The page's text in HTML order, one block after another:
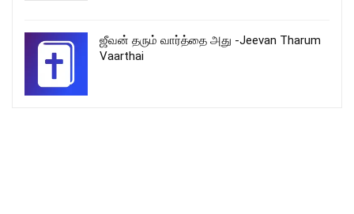
ஜீவன் தரும் வார்த்தை அது -Jeevan Tharum
Vaarthai